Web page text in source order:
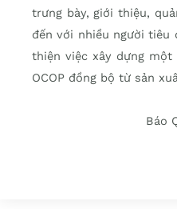
trưng bày, giới thiệu,
đến với nhiều người tiêu
thiện việc xây dựng
OCOP đồng bộ từ sản
Báo